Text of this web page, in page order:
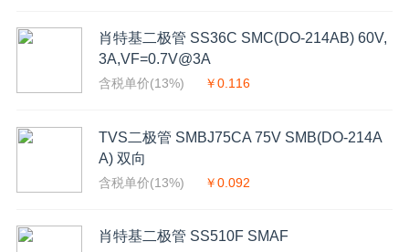
肖特基二极管 SS36C SMC(DO-214AB) 60V,
3A,VF=0.7V@3A
含税单价(13%) ￥0.116
TVS二极管 SMBJ75CA 75V SMB(DO-214A
A) 双向
含税单价(13%) ￥0.092
肖特基二极管 SS510F SMAF